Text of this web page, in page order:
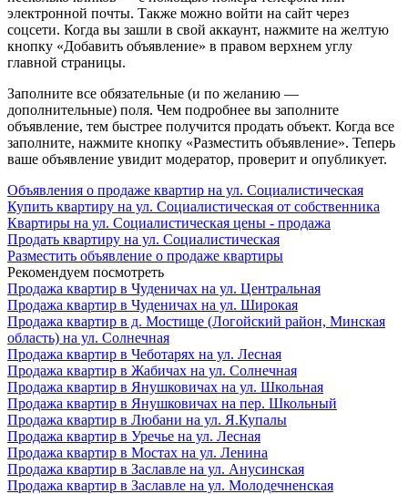
электронной почты. Также можно войти на сайт через
соцсети. Когда вы зашли в свой аккаунт, нажмите на желтую
кнопку «Добавить объявление» в правом верхнем углу
главной страницы.
Заполните все обязательные (и по желанию —
дополнительные) поля. Чем подробнее вы заполните
объявление, тем быстрее получится продать объект. Когда все
заполните, нажмите кнопку «Разместить объявление». Теперь
ваше объявление увидит модератор, проверит и опубликует.
Объявления о продаже квартир на ул. Социалистическая
Купить квартиру на ул. Социалистическая от собственника
Квартиры на ул. Социалистическая цены - продажа
Продать квартиру на ул. Социалистическая
Разместить объявление о продаже квартиры
Рекомендуем посмотреть
Продажа квартир в Чуденичах на ул. Центральная
Продажа квартир в Чуденичах на ул. Широкая
Продажа квартир в д. Мостище (Логойский район, Минская
область) на ул. Солнечная
Продажа квартир в Чеботарях на ул. Лесная
Продажа квартир в Жабичах на ул. Солнечная
Продажа квартир в Янушковичах на ул. Школьная
Продажа квартир в Янушковичах на пер. Школьный
Продажа квартир в Любани на ул. Я.Купалы
Продажа квартир в Уречье на ул. Лесная
Продажа квартир в Мостах на ул. Ленина
Продажа квартир в Заславле на ул. Анусинская
Продажа квартир в Заславле на ул. Молодечненская